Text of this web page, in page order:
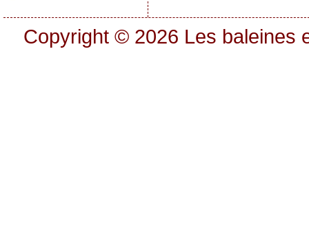
Copyright © 2026 Les baleines